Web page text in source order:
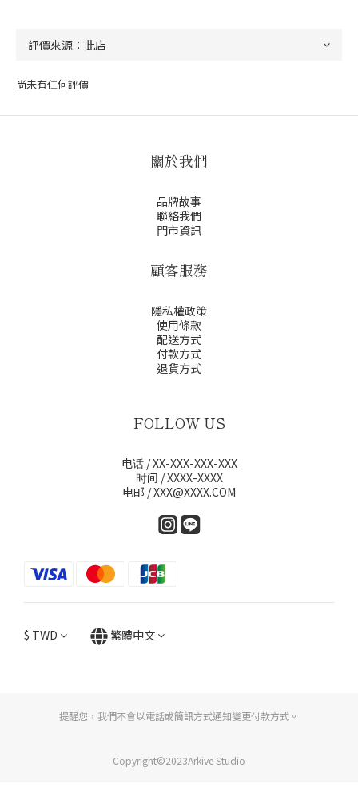
尚未有任何評價
關於我們
品牌故事
聯絡我們
門市資訊
顧客服務
隱私權政策
使用條款
配送方式
付款方式
退貨方式
FOLLOW US
电话 / XX-XXX-XXX-XXX
时间 / XXXX-XXXX
电邮 / XXX@XXXX.COM
$ TWD 繁體中文
提醒您，我們不會以電話或簡訊方式通知變更付款方式。
Copyright©2023Arkive Studio